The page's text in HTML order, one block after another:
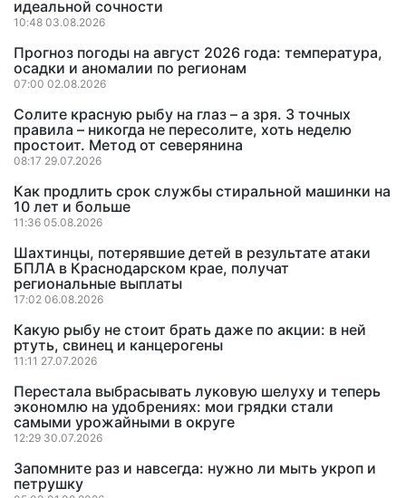
идеальной сочности
10:48 03.08.2026
Прогноз погоды на август 2026 года: температура,
осадки и аномалии по регионам
07:00 02.08.2026
Солите красную рыбу на глаз – а зря. 3 точных
правила – никогда не пересолите, хоть неделю
простоит. Метод от северянина
08:17 29.07.2026
Как продлить срок службы стиральной машинки на
10 лет и больше
11:36 05.08.2026
Шахтинцы, потерявшие детей в результате атаки
БПЛА в Краснодарском крае, получат
региональные выплаты
17:02 06.08.2026
Какую рыбу не стоит брать даже по акции: в ней
ртуть, свинец и канцерогены
11:11 27.07.2026
Перестала выбрасывать луковую шелуху и теперь
экономлю на удобрениях: мои грядки стали
самыми урожайными в округе
12:29 30.07.2026
Запомните раз и навсегда: нужно ли мыть укроп и
петрушку